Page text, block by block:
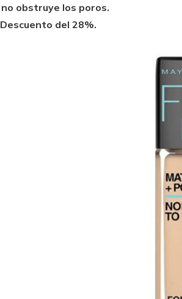
no obstruye los poros.
Descuento del 28%.